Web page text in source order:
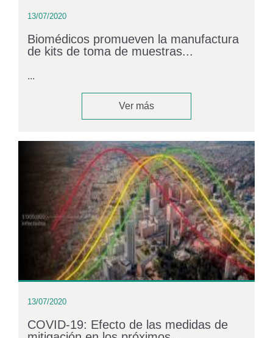
13/07/2020
Biomédicos promueven la manufactura
de kits de toma de muestras...
...
Ver más
13/07/2020
COVID-19: Efecto de las medidas de